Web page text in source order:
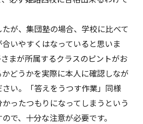
が、集団塾の場合、学校に比べて
いやすくはなっていると思いま
まが所属するクラスのピントがお
どうかを実際に本人に確認しなが
い。「答えをうつす作業」同様
ったつもりになってしまうという
で、十分な注意が必要です。